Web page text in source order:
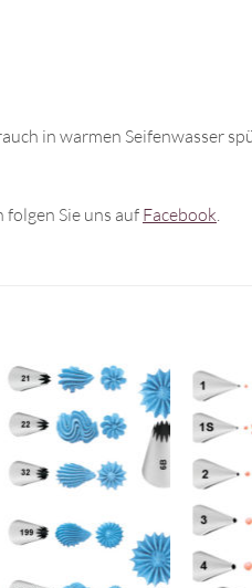
in warmen Seifenwasser
Sie uns aufFacebook